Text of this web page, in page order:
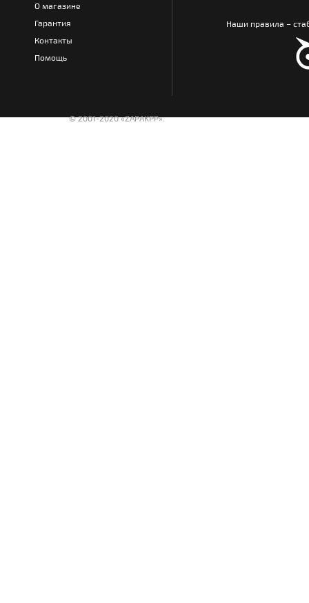
О магазине
Гарантия
Контакты
Помощь
Наши правила –
© 2001-2020 «ZAPAKPP».